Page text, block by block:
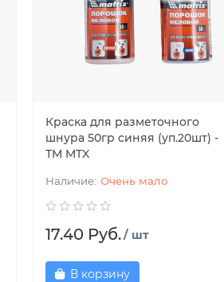
Краска для разметочного
шнура 50гр синяя (уп.20шт) -
ТМ MTX
Очень мало
17.40 Руб./ шт
В корзину